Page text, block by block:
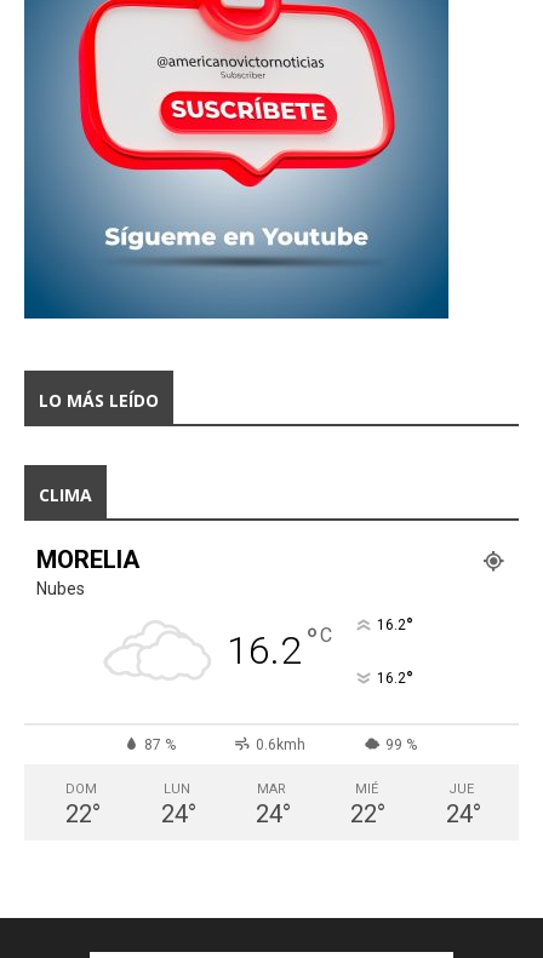
LO MÁS LEÍDO
CLIMA
MORELIA
Nubes
16.2°C 16.2°
16.2°
87 % 0.6kmh 99 %
DOM
22°
LUN
24°
MAR
24°
MIÉ
22°
JUE
24°